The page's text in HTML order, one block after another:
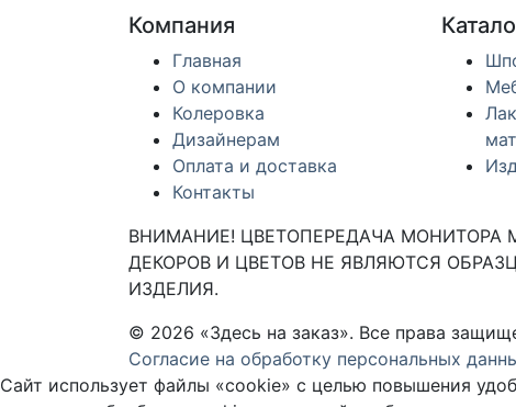
Компания
Главная
О компании
Колеровка
Дизайнерам
Оплата и доставка
Контакты
ВНИМАНИЕ! ЦВЕТОПЕРЕДАЧА МОНИТОРА
ДЕКОРОВ И ЦВЕТОВ НЕ ЯВЛЯЮТСЯ
ИЗДЕЛИЯ.
© 2026 «Здесь на заказ». Все права
Согласие на обработку персональных
Сайт использует файлы «cookie» с целью повышения